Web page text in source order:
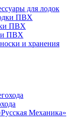
для лодок
ПВХ
ПВХ
ПВХ
и хранения